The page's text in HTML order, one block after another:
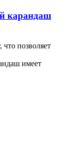
карандаш
позволяет
имеет